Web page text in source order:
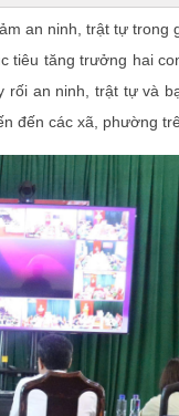
an ninh, trật tự trong
tiêu tăng trưởng hai
an ninh, trật tự và
đến các xã, phường